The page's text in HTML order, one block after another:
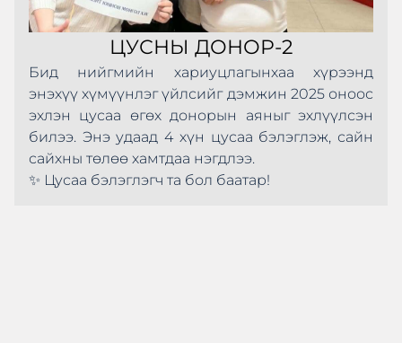
ЦУСНЫ ДОНОР-2
Бид нийгмийн хариуцлагынхаа хүрээнд
энэхүү хүмүүнлэг үйлсийг дэмжин 2025 оноос
эхлэн цусаа өгөх донорын аяныг эхлүүлсэн
билээ. Энэ удаад 4 хүн цусаа бэлэглэж, сайн
сайхны төлөө хамтдаа нэгдлээ.
✨ Цусаа бэлэглэгч та бол баатар!